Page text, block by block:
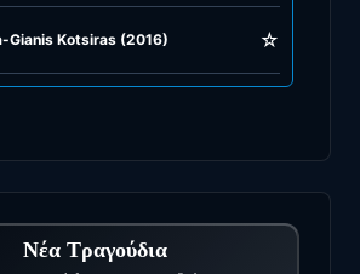
Gianis Kotsiras (2016) ☆
Νέα Τραγούδια